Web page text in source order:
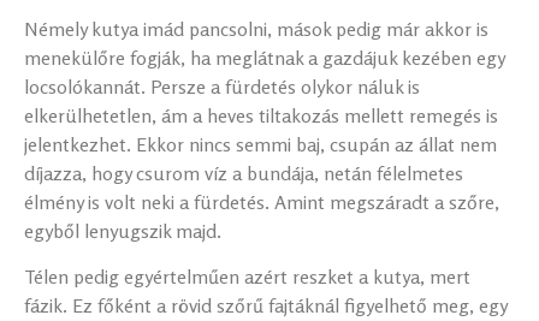
Némely kutya imád pancsolni, mások pedig már akkor is
menekülőre fogják, ha meglátnak a gazdájuk kezében egy
locsolókannát. Persze a fürdetés olykor náluk is
elkerülhetetlen, ám a heves tiltakozás mellett remegés is
jelentkezhet. Ekkor nincs semmi baj, csupán az állat nem
díjazza, hogy csurom víz a bundája, netán félelmetes
élmény is volt neki a fürdetés. Amint megszáradt a szőre,
egyből lenyugszik majd.
Télen pedig egyértelműen azért reszket a kutya, mert
fázik. Ez főként a rövid szőrű fajtáknál figyelhető meg, egy